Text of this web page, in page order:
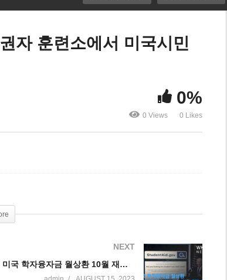
자 훈련소에서 미국시민
0%
0 Views 0 Likes
NEXT
미국 학자융자금 월상환 10월 재개시 45%나 연체 대란 우려